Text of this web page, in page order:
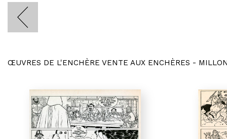
ŒUVRES DE L'ENCHÈRE VENTE AUX ENCHÈRES -